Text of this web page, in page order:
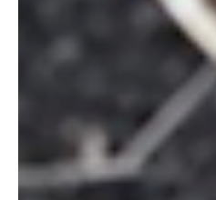
activado el artefacto explosivo
Como consecuencia de la
severo en una de sus
auxiliada por personas de la